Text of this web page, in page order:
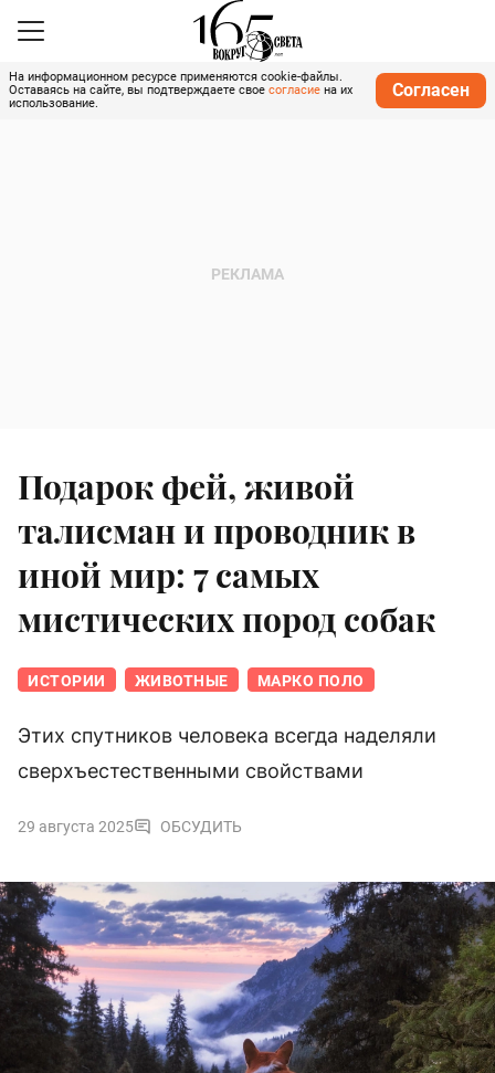
На информационном ресурсе применяются cookie-файлы.
Оставаясь на сайте, вы подтверждаете свое согласие на их
использование.
Согласен
Подарок фей, живой
талисман и проводник в
иной мир: 7 самых
мистических пород собак
ИСТОРИИ ЖИВОТНЫЕ МАРКО ПОЛО
Этих спутников человека всегда наделяли
сверхъестественными свойствами
29 августа 2025 ОБСУДИТЬ